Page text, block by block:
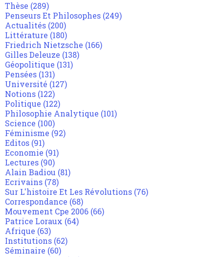
Thèse (289)
Penseurs Et Philosophes (249)
Actualités (200)
Littérature (180)
Friedrich Nietzsche (166)
Gilles Deleuze (138)
Géopolitique (131)
Pensées (131)
Université (127)
Notions (122)
Politique (122)
Philosophie Analytique (101)
Science (100)
Féminisme (92)
Editos (91)
Economie (91)
Lectures (90)
Alain Badiou (81)
Ecrivains (78)
Sur L'histoire Et Les Révolutions (76)
Correspondance (68)
Mouvement Cpe 2006 (66)
Patrice Loraux (64)
Afrique (63)
Institutions (62)
Séminaire (60)